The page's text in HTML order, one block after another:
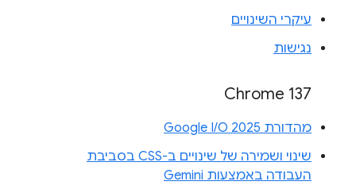
עיקרי השינויים
נגישות
Chrome 137
מהדורת Google I/O 2025
שינוי ושמירה של שינויים ב-CSS בסביבת
העבודה באמצעות Gemini